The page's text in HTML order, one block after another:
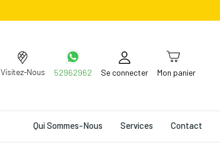
Visitez-Nous 52962962 Se connecter Mon panier
Qui Sommes-Nous Services Contact